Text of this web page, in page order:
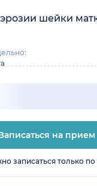
шейки
на прием
записаться только